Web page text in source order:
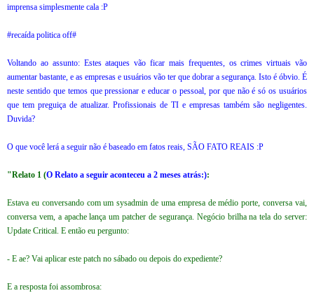
imprensa simplesmente cala :P
#recaída politica off#
Voltando ao assunto: Estes ataques vão ficar mais frequentes, os crimes virtuais vão
aumentar bastante, e as empresas e usuários vão ter que dobrar a segurança. Isto é óbvio. É
neste sentido que temos que pressionar e educar o pessoal, por que não é só os usuários
que tem preguiça de atualizar. Profissionais de TI e empresas também são negligentes.
Duvida?
O que você lerá a seguir não é baseado em fatos reais, SÃO FATO REAIS :P
"Relato 1 (O Relato a seguir aconteceu a 2 meses atrás:):
Estava eu conversando com um sysadmin de uma empresa de médio porte, conversa vai,
conversa vem, a apache lança um patcher de segurança. Negócio brilha na tela do server:
Update Critical. E então eu pergunto:
- E ae? Vai aplicar este patch no sábado ou depois do expediente?
E a resposta foi assombrosa: